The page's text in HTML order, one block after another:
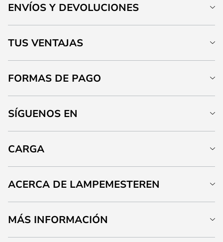
ENVÍOS Y DEVOLUCIONES
TUS VENTAJAS
FORMAS DE PAGO
SÍGUENOS EN
CARGA
ACERCA DE LAMPEMESTEREN
MÁS INFORMACIÓN